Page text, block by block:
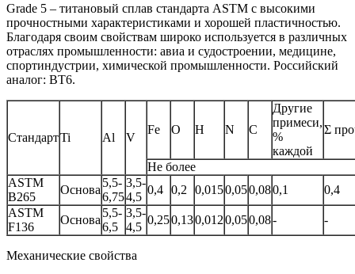
Grade 5 – титановый сплав стандарта ASTM с высокими
прочностными характеристиками и хорошей пластичностью.
Благодаря своим свойствам широко используется в различных
отраслях промышленности: авиа и судостроении, медицине,
спортиндустрии, химической промышленности. Российский
аналог: ВТ6.
СтандартTi Al V
Fe O H N C
Другие
примеси,
%
каждой
Σ
Не более
ASTM
B265
Основа
5,5-
6,75
3,5-
4,5
0,4 0,2 0,0150,050,080,1
0,4
ASTM
F136
Основа
5,5-
6,5
3,5-
4,5
0,250,130,0120,050,08- -
Механические свойства